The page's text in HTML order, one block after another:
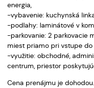
energia,
-vybavenie: kuchynská
-podlahy: laminátové v
-parkovanie: 2 parkovacie
miest priamo pri vstupe
-využitie: obchodné,
centrum, priestor
Cena prenájmu je